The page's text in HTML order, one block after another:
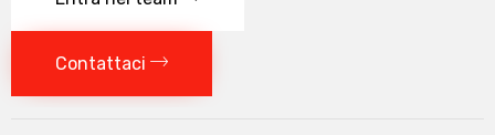
del
prodotto
Contattaci